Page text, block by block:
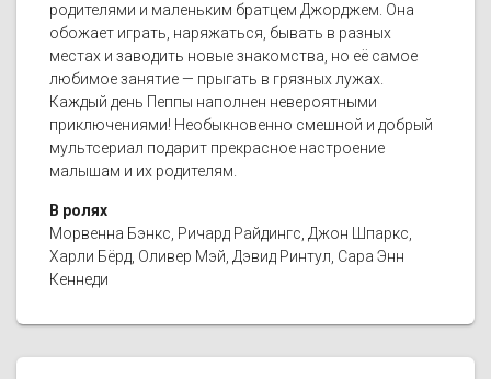
родителями и маленьким братцем Джорджем. Она
обожает играть, наряжаться, бывать в разных
местах и заводить новые знакомства, но её самое
любимое занятие — прыгать в грязных лужах.
Каждый день Пеппы наполнен невероятными
приключениями! Необыкновенно смешной и добрый
мультсериал подарит прекрасное настроение
малышам и их родителям.
В ролях
Морвенна Бэнкс, Ричард Райдингс, Джон Шпаркс,
Харли Бёрд, Оливер Мэй, Дэвид Ринтул, Сара Энн
Кеннеди